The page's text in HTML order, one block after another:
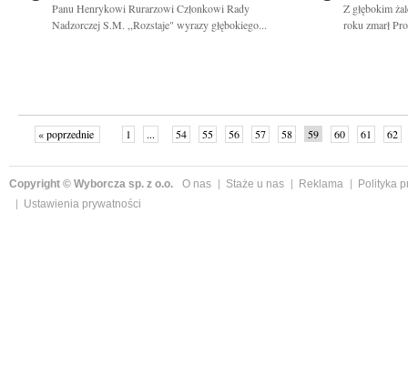
Panu Henrykowi Rurarzowi Członkowi Rady
Nadzorczej S.M. ,,Rozstaje" wyrazy głębokiego...
Z głębokim
roku zmarł
« poprzednie 1 ... 54 55 56 57 58 59 60 61
62
Copyright © Wyborcza sp. z o.o. O nas Staże u nas Reklama
Polityka
Ustawienia prywatności